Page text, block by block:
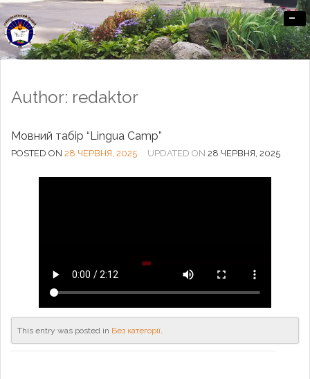
Офіційний сайт Озерненського ліцею
-
Author: redaktor
Мовний табір “Lingua Camp”
POSTED ON 28 ЧЕРВНЯ, 2025 UPDATED ON 28 ЧЕРВНЯ, 2025
This entry was posted in Без категорії.